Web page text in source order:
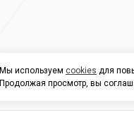
Мы используем cookies для
Продолжая просмотр, вы